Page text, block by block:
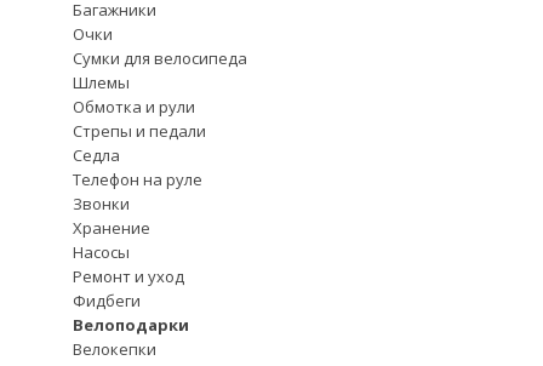
Багажники
Очки
Сумки для велосипеда
Шлемы
Обмотка и рули
Стрепы и педали
Седла
Телефон на руле
Звонки
Хранение
Насосы
Ремонт и уход
Фидбеги
Велоподарки
Велокепки